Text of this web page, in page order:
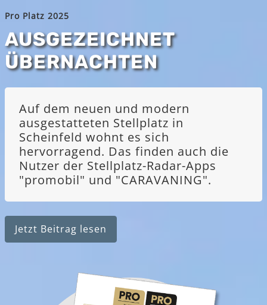
Pro Platz 2025
AUSGEZEICHNET
ÜBERNACHTEN
Auf dem neuen und modern
ausgestatteten Stellplatz in
Scheinfeld wohnt es sich
hervorragend. Das finden auch die
Nutzer der Stellplatz-Radar-Apps
"promobil" und "CARAVANING".
Jetzt Beitrag lesen